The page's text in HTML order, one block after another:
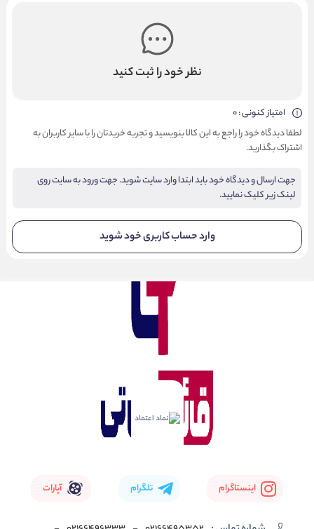
نظر خود را ثبت کنید
امتیاز کنونی : 0
لطفا دیدگاه خود را راجع به این کالا بنویسید و تجربه خریدتان را با سایر کاربران به
اشتراک بگذارید.
جهت ارسال و دیدگاه خود باید ابتدا وارد سایت شوید. جهت ورود به سایت روی
لینک زیر کلیک نمایید.
وارد حساب کاربری خود شوید
اینستاگرام تلگرام آپارات